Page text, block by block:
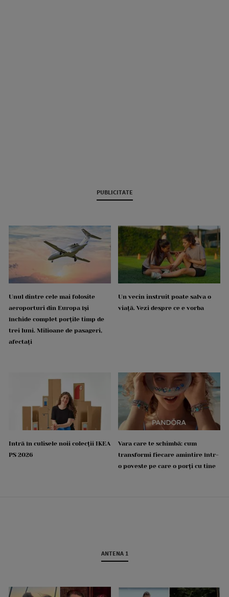
PUBLICITATE
Unul dintre cele mai folosite
aeroporturi din Europa își
închide complet porțile timp de
trei luni. Milioane de pasageri,
afectați
Un vecin instruit poate salva o
viață. Vezi despre ce e vorba
Intră în culisele noii colecții IKEA
PS 2026
Vara care te schimbă: cum
transformi fiecare amintire într-
o poveste pe care o porți cu tine
ANTENA 1